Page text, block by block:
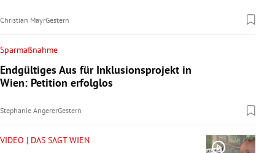
Christian MayrGestern
Sparmaßnahme
Endgültiges Aus für Inklusionsprojekt in
Wien: Petition erfolglos
Stephanie AngererGestern
VIDEO | DAS SAGT WIEN